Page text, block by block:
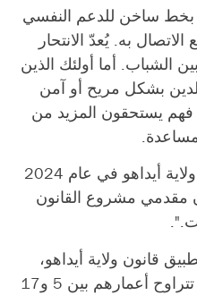
بخط ساخن للدعم النفسي
به. يُعدّ الانتحار
الشباب. أما أولئك الذين
بشكل مريح أو آمن
يستحقون المزيد من
“"تم تمرير تشريع مماثل في ولاية أيداهو في عام 2024
مقدمي مشروع القانون
قانون ولاية أيداهو،
اتصل أكثر من 1500 شخص تتراوح أعمارهم بين 5 و17